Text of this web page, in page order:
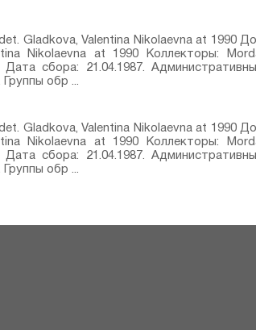
Gladkova, Valentina Nikolaevna at 1990
Nikolaevna at 1990 Коллекторы:
Дата сбора: 21.04.1987.
обр ...
Gladkova, Valentina Nikolaevna at 1990
Nikolaevna at 1990 Коллекторы:
Дата сбора: 21.04.1987.
обр ...